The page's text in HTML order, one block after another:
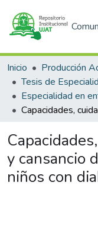
Inicio
Tesis de
y cansancio
niños con